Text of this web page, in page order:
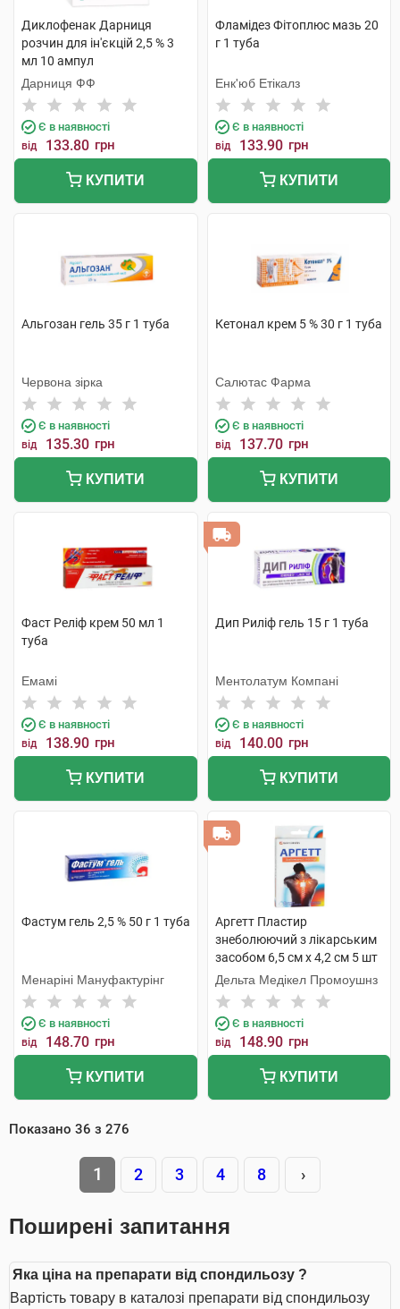
Диклофенак Дарниця
розчин для ін'єкцій 2,5 % 3
мл 10 ампул
Дарниця ФФ
Є в наявності
від 133.80 грн
КУПИТИ
Фламідез Фітоплюс мазь 20
г 1 туба
Енк'юб Етікалз
Є в наявності
від 133.90 грн
КУПИТИ
Альгозан гель 35 г 1 туба
Червона зірка
Є в наявності
від 135.30 грн
КУПИТИ
Кетонал крем 5 % 30 г 1 туба
Салютас Фарма
Є в наявності
від 137.70 грн
КУПИТИ
Фаст Реліф крем 50 мл 1
туба
Емамі
Є в наявності
від 138.90 грн
КУПИТИ
Дип Риліф гель 15 г 1 туба
Ментолатум Компані
Є в наявності
від 140.00 грн
КУПИТИ
Фастум гель 2,5 % 50 г 1 туба
Менаріні Мануфактурінг
Є в наявності
від 148.70 грн
КУПИТИ
Аргетт Пластир
знеболюючий з лікарським
засобом 6,5 см х 4,2 см 5 шт
Дельта Медікел Промоушнз
Є в наявності
від 148.90 грн
КУПИТИ
Показано 36 з 276
1 2 3 4 8 ›
Поширені запитання
Яка ціна на препарати від спондильозу ?
Вартість товару в каталозі препарати від спондильозу